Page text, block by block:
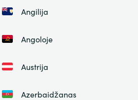
Angilija
Angoloje
Austrija
Azerbaidžanas